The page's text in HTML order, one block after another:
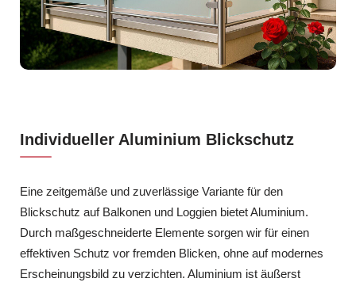
Individueller Aluminium Blickschutz
Eine zeitgemäße und zuverlässige Variante für den
Blickschutz auf Balkonen und Loggien bietet Aluminium.
Durch maßgeschneiderte Elemente sorgen wir für einen
effektiven Schutz vor fremden Blicken, ohne auf modernes
Erscheinungsbild zu verzichten. Aluminium ist äußerst